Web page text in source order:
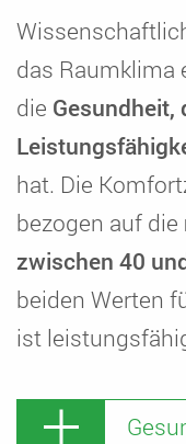
das Raumklima
die Gesundheit,
hat. Die
bezogen auf die
zwischen 40
beiden Werten
ist